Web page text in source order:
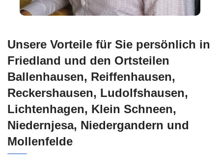
Unsere Vorteile für Sie persönlich in
Friedland und den Ortsteilen
Ballenhausen, Reiffenhausen,
Reckershausen, Ludolfshausen,
Lichtenhagen, Klein Schneen,
Niedernjesa, Niedergandern und
Mollenfelde